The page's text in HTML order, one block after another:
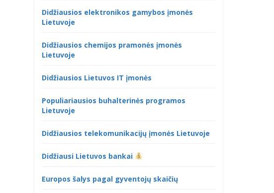
Didžiausios elektronikos gamybos įmonės
Lietuvoje
Didžiausios chemijos pramonės įmonės
Lietuvoje
Didžiausios Lietuvos IT įmonės
Populiariausios buhalterinės programos
Lietuvoje
Didžiausios telekomunikacijų įmonės Lietuvoje
Didžiausi Lietuvos bankai
Europos šalys pagal gyventojų skaičių